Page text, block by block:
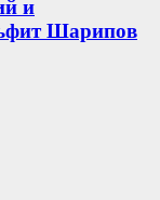
и
Шарипов